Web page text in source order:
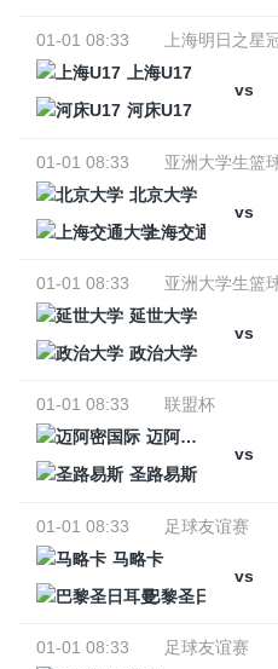
01-01 08:33
上海明日之星
上海U17
vs
河床U17
01-01 08:33
亚洲大学生篮
北京大学
vs
上海交通大学
01-01 08:33
亚洲大学生篮
延世大学
vs
政治大学
01-01 08:33
联盟杯
迈阿密国际
vs
圣路易斯
01-01 08:33
足球友谊赛
马略卡
vs
巴黎圣日耳曼
01-01 08:33
足球友谊赛